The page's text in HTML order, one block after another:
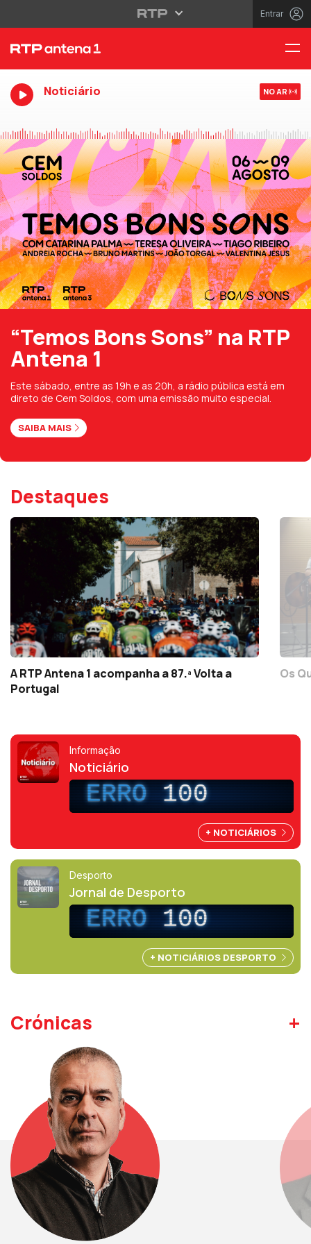
Entrar
Noticiário NO AR
“Temos Bons Sons” na RTP
Antena 1
Este sábado, entre as 19h e as 20h, a rádio pública está em
direto de Cem Soldos, com uma emissão muito especial.
SAIBA MAIS
Destaques
A RTP Antena 1 acompanha a 87.ª Volta a
Portugal
Os
Informação
Noticiário
ERRO100
+ NOTICIÁRIOS
Desporto
Jornal de Desporto
ERRO100
+ NOTICIÁRIOS DESPORTO
Crónicas +